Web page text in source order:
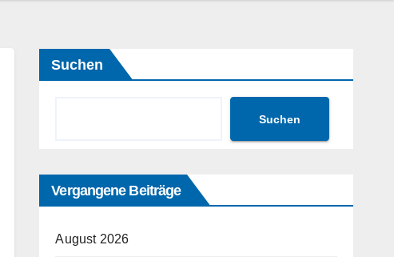
Suchen
Suchen
Vergangene Beiträge
August 2026